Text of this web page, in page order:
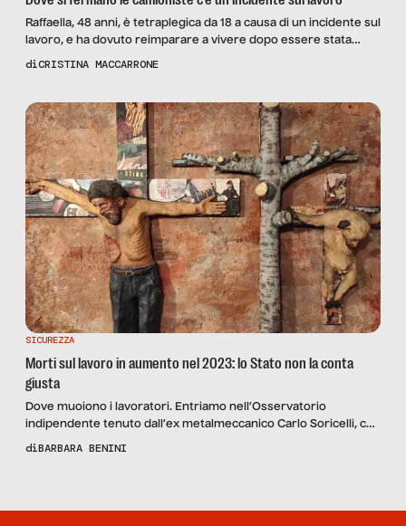
Raffaella, 48 anni, è tetraplegica da 18 a causa di un incidente sul
lavoro, e ha dovuto reimparare a vivere dopo essere stata
impiegata come camionista, senza riguardi per la sicurezza e la
diCRISTINA MACCARRONE
SICUREZZA
Morti sul lavoro in aumento nel 2023: lo Stato non la conta
giusta
Dove muoiono i lavoratori. Entriamo nell’Osservatorio
indipendente tenuto dall’ex metalmeccanico Carlo Soricelli, che
conteggia anche le vittime non registrate dagli istituti ufficiali:
diBARBARA BENINI